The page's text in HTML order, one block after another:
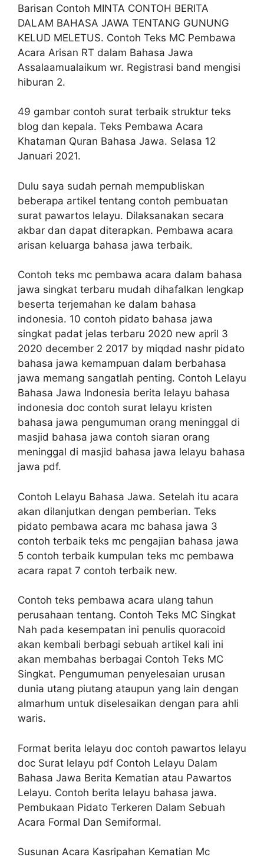
Barisan Contoh MINTA CONTOH BERITA
DALAM BAHASA JAWA TENTANG GUNUNG
KELUD MELETUS. Contoh Teks MC Pembawa
Acara Arisan RT dalam Bahasa Jawa
Assalaamualaikum wr. Registrasi band mengisi
hiburan 2.
49 gambar contoh surat terbaik struktur teks
blog dan kepala. Teks Pembawa Acara
Khataman Quran Bahasa Jawa. Selasa 12
Januari 2021.
Dulu saya sudah pernah mempubliskan
beberapa artikel tentang contoh pembuatan
surat pawartos lelayu. Dilaksanakan secara
akbar dan dapat diterapkan. Pembawa acara
arisan keluarga bahasa jawa terbaik.
Contoh teks mc pembawa acara dalam bahasa
jawa singkat terbaru mudah dihafalkan lengkap
beserta terjemahan ke dalam bahasa
indonesia. 10 contoh pidato bahasa jawa
singkat padat jelas terbaru 2020 new april 3
2020 december 2 2017 by miqdad nashr pidato
bahasa jawa kemampuan dalam berbahasa
jawa memang sangatlah penting. Contoh Lelayu
Bahasa Jawa Indonesia berita lelayu bahasa
indonesia doc contoh surat lelayu kristen
bahasa jawa pengumuman orang meninggal di
masjid bahasa jawa contoh siaran orang
meninggal di masjid bahasa jawa lelayu bahasa
jawa pdf.
Contoh Lelayu Bahasa Jawa. Setelah itu acara
akan dilanjutkan dengan pemberian. Teks
pidato pembawa acara mc bahasa jawa 3
contoh terbaik teks mc pengajian bahasa jawa
5 contoh terbaik kumpulan teks mc pembawa
acara rapat 7 contoh terbaik new.
Contoh teks pembawa acara ulang tahun
perusahaan tentang. Contoh Teks MC Singkat
Nah pada kesempatan ini penulis quoracoid
akan kembali berbagi sebuah artikel kali ini
akan membahas berbagai Contoh Teks MC
Singkat. Pengumuman penyelesaian urusan
dunia utang piutang ataupun yang lain dengan
almarhum untuk diselesaikan dengan para ahli
waris.
Format berita lelayu doc contoh pawartos lelayu
doc Surat lelayu pdf Contoh Lelayu Dalam
Bahasa Jawa Berita Kematian atau Pawartos
Lelayu. Contoh berita lelayu bahasa jawa.
Pembukaan Pidato Terkeren Dalam Sebuah
Acara Formal Dan Semiformal.
Susunan Acara Kasripahan Kematian Mc